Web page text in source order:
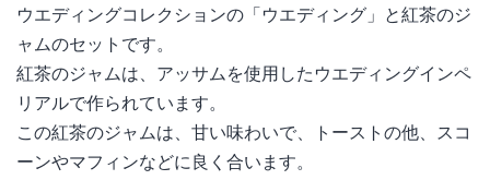
ウエディングコレクションの「ウエディング」と紅茶のジ
ャムのセットです。
紅茶のジャムは、アッサムを使用したウエディングインペ
リアルで作られています。
この紅茶のジャムは、甘い味わいで、トーストの他、スコ
ーンやマフィンなどに良く合います。